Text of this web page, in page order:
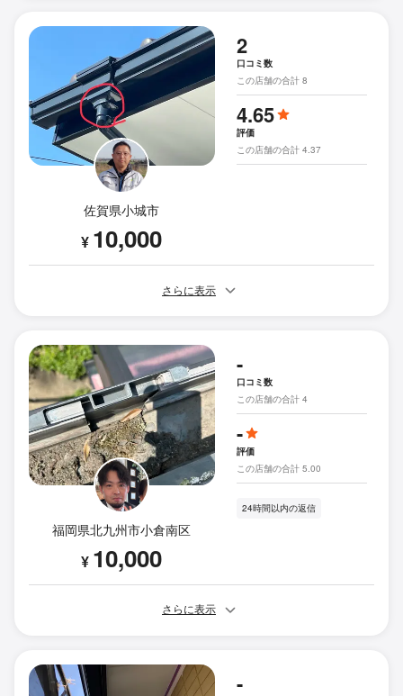
佐賀県小城市
¥ 10,000
2
口コミ数
この店舗の合計 8
4.65
評価
この店舗の合計 4.37
さらに表示
福岡県北九州市小倉南区
¥ 10,000
-
口コミ数
この店舗の合計 4
-
評価
この店舗の合計 5.00
24時間以内の返信
さらに表示
-